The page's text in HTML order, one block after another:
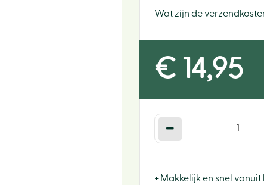
Wat zijn de
€ 14,95
+ Makkelijk en snel vanuit